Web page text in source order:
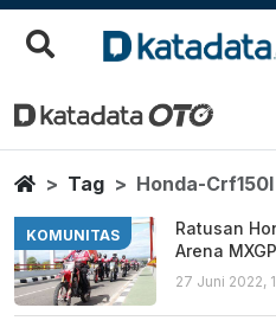
Honda Crf150l
Berita Terbaru
HomeTag Honda-Crf150l
KOMUNITAS
Ratusan
Arena
27 Juni 2022,